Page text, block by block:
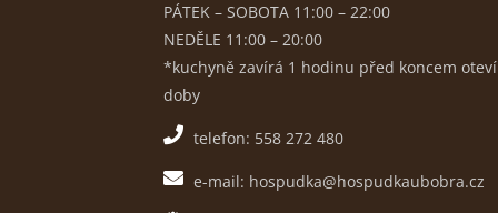
PÁTEK – SOBOTA 11:00 – 22:00
NEDĚLE 11:00 – 20:00
*kuchyně zavírá 1 hodinu před koncem
doby
telefon: 558 272 480
e-mail: hospudka@hospudkaubobra.cz